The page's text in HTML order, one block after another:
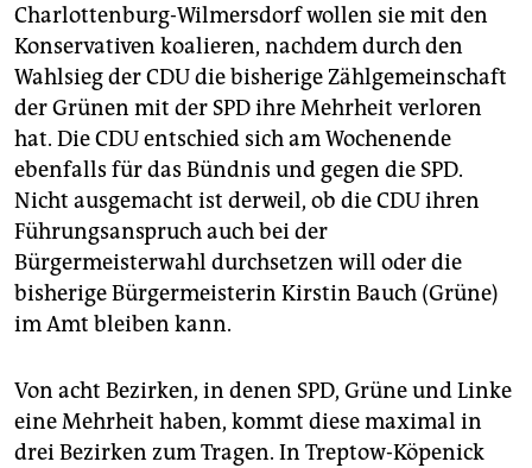
Charlottenburg-Wilmersdorf wollen sie mit den
Konservativen koalieren, nachdem durch den
Wahlsieg der CDU die bisherige Zählgemeinschaft
der Grünen mit der SPD ihre Mehrheit verloren
hat. Die CDU entschied sich am Wochenende
ebenfalls für das Bündnis und gegen die SPD.
Nicht ausgemacht ist derweil, ob die CDU ihren
Führungsanspruch auch bei der
Bürgermeisterwahl durchsetzen will oder die
bisherige Bürgermeisterin Kirstin Bauch (Grüne)
im Amt bleiben kann.
Von acht Bezirken, in denen SPD, Grüne und Linke
eine Mehrheit haben, kommt diese maximal in
drei Bezirken zum Tragen. In Treptow-Köpenick